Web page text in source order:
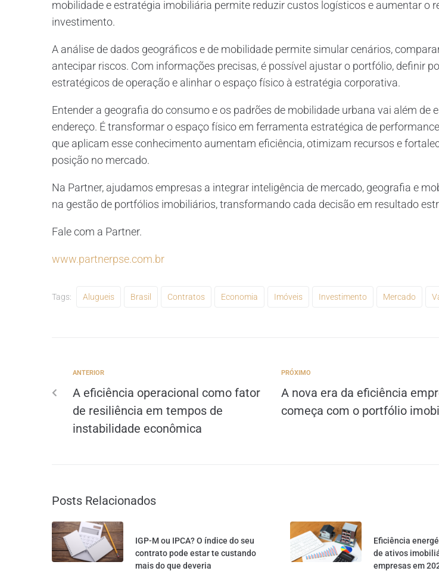
mobilidade e estratégia imobiliária permite reduzir custos logísticos e aumentar o
investimento.
A análise de dados geográficos e de mobilidade permite simular cenários,
antecipar riscos. Com informações precisas, é possível ajustar o portfólio, definir
estratégicos de operação e alinhar o espaço físico à estratégia corporativa.
Entender a geografia do consumo e os padrões de mobilidade urbana vai além de
endereço. É transformar o espaço físico em ferramenta estratégica de
que aplicam esse conhecimento aumentam eficiência, otimizam recursos e
posição no mercado.
Na Partner, ajudamos empresas a integrar inteligência de mercado, geografia e
na gestão de portfólios imobiliários, transformando cada decisão em resultado
Fale com a Partner.
www.partnerpse.com.br
Tags: Alugueis Brasil Contratos Economia Imóveis Investimento Mercado
ANTERIOR
A eficiência operacional como fator
de resiliência em tempos de
instabilidade econômica
PRÓXIMO
A nova era da eficiência
começa com o portfólio
Posts Relacionados
IGP-M ou IPCA? O índice do seu
contrato pode estar te custando
mais do que deveria
Eficiência
de ativos
empresas em